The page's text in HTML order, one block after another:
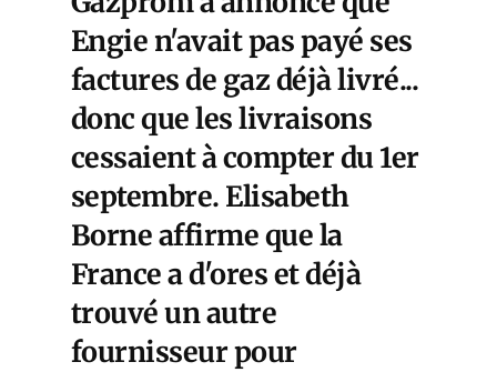
Engie n'avait pas payé ses
factures de gaz déjà livré...
donc que les livraisons
cessaient à compter du 1er
septembre. Elisabeth
Borne affirme que la
France a d'ores et déjà
trouvé un autre
fournisseur pour